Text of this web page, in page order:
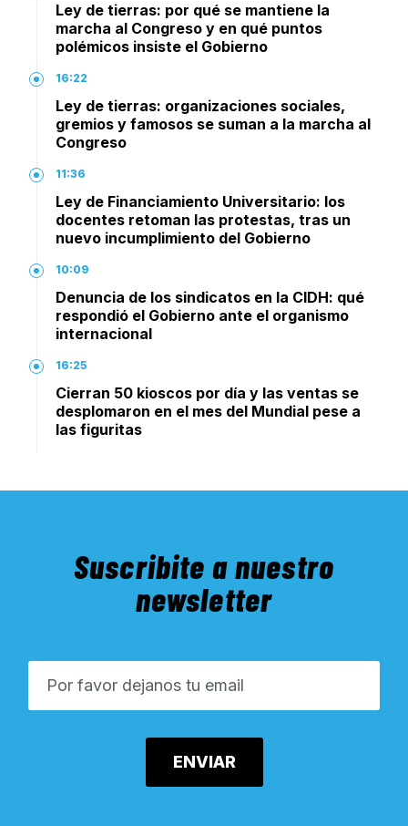
Ley de tierras: por qué se mantiene la
marcha al Congreso y en qué puntos
polémicos insiste el Gobierno
16:22
Ley de tierras: organizaciones sociales,
gremios y famosos se suman a la marcha al
Congreso
11:36
Ley de Financiamiento Universitario: los
docentes retoman las protestas, tras un
nuevo incumplimiento del Gobierno
10:09
Denuncia de los sindicatos en la CIDH: qué
respondió el Gobierno ante el organismo
internacional
16:25
Cierran 50 kioscos por día y las ventas se
desplomaron en el mes del Mundial pese a
las figuritas
Suscribite a nuestro
newsletter